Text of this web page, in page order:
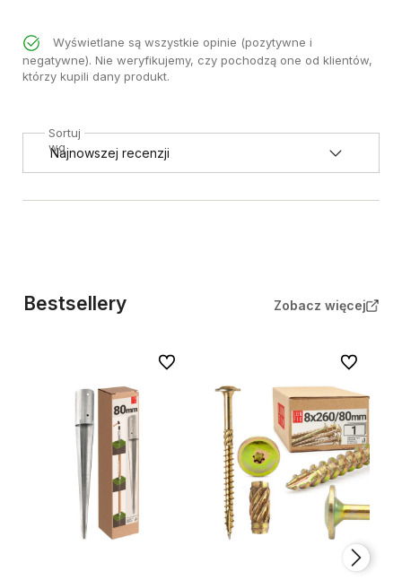
Wyświetlane są wszystkie opinie (pozytywne i
negatywne). Nie weryfikujemy, czy pochodzą one od klientów,
którzy kupili dany produkt.
Sortuj
wg
Bestsellery Zobacz więcej
Do ulubionych Do